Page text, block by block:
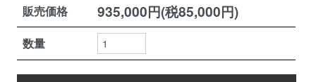
販売価格
935,000円(税85,000円)
数量